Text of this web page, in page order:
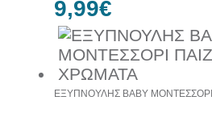
9,99€
ΕΞΥΠΝΟΥΛΗΣ BABY